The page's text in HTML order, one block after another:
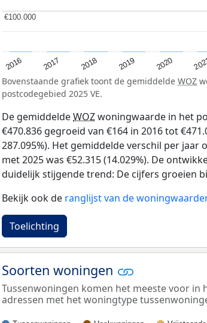
2016 2017 2018 2019 2020
€100.000
€100.000
Bovenstaande grafiek toont de gemiddelde WOZ
postcodegebied 2025 VE.
De gemiddeldeWOZwoningwaarde in het
€470.836 gegroeid van €164 in 2016 tot
287.095%). Het gemiddelde verschil per jaar
met 2025 was €52.315 (14.029%). De
duidelijk stijgende trend: De cijfers groeien
Bekijk ook de ranglijst van de
Toelichting
Soorten woningen
Tussenwoningen komen het meeste voor in
adressen met het woningtype